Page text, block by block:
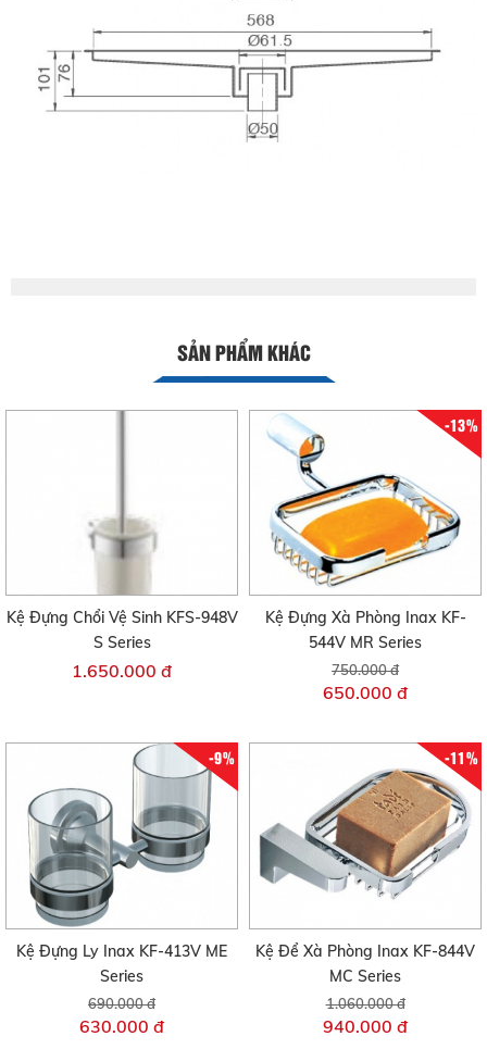
SẢN PHẨM KHÁC
Kệ Đựng Chổi Vệ Sinh KFS-948V
S Series
1.650.000 đ
-13%
Kệ Đựng Xà Phòng Inax KF-
544V MR Series
750.000 đ
650.000 đ
-9%
Kệ Đựng Ly Inax KF-413V ME
Series
690.000 đ
630.000 đ
-11%
Kệ Để Xà Phòng Inax KF-844V
MC Series
1.060.000 đ
940.000 đ